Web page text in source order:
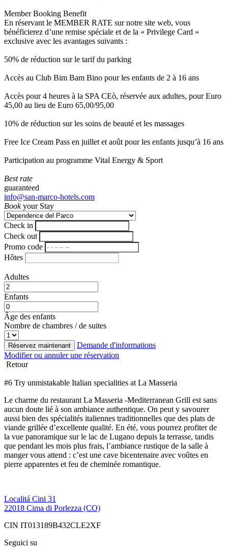
Member Booking Benefit
En réservant le MEMBER RATE sur notre site web, vous
bénéficierez d’une remise spéciale et de la « Privilege Card »
exclusive avec les avantages suivants :
50% de réduction sur le tarif du parking
Accès au Club Bim Bam Bino pour les enfants de 2 à 16 ans
Accès pour 4 heures à la SPA CEò, réservée aux adultes, pour Euro
45,00 au lieu de Euro 65,00/95,00
10% de réduction sur les soins de beauté et les massages
Free Ice Cream Pass en juillet et août pour les enfants jusqu’à 16 ans
Participation au programme Vital Energy & Sport
Best rate
guaranteed
info@san-marco-hotels.com
Bookyour Stay
Check in
Check out
Promo code
Hôtes
Adultes
Enfants
Âge des enfants
Nombre de chambres / de suites
Réservez maintenant
Demande d'informations
Modifier ou annuler une réservation
Retour
#6 Try unmistakable Italian specialities at La Masseria
Le charme du restaurant La Masseria -Mediterranean Grill est sans
aucun doute lié à son ambiance authentique. On peut y savourer
aussi bien des spécialités italiennes traditionnelles que des plats de
viande grillée d’excellente qualité. En été, vous pourrez profiter de
la vue panoramique sur le lac de Lugano depuis la terrasse, tandis
que pendant les mois plus frais, l’ambiance rustique de la salle à
manger vous attend : c’est une cave bicentenaire avec voûtes en
pierre apparentes et feu de cheminée romantique.
Localitá Cini 31
22018 Cima di Porlezza (CO)
CIN IT013189B432CLE2XF
Seguici su